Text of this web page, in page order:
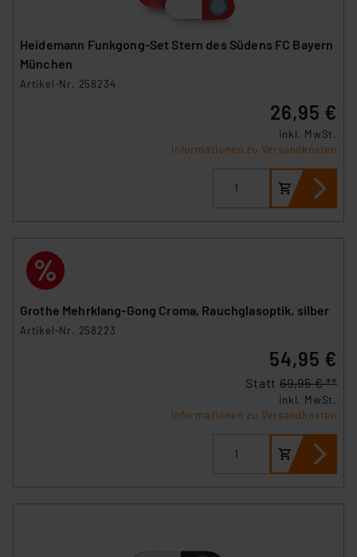
Heidemann Funkgong-Set Stern des Südens FC Bayern
München
Artikel-Nr. 258234
26,95 €
inkl. MwSt.
Informationen zu Versandkosten
Grothe Mehrklang-Gong Croma, Rauchglasoptik, silber
Artikel-Nr. 258223
54,95 €
Statt 69,95 € **
inkl. MwSt.
Informationen zu Versandkosten